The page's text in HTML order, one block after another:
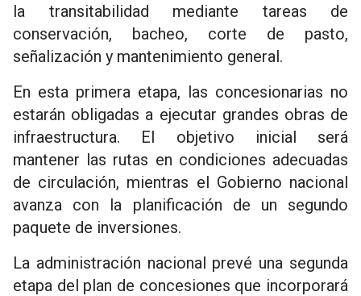
la transitabilidad mediante tareas de
conservación, bacheo, corte de pasto,
señalización y mantenimiento general.
En esta primera etapa, las concesionarias no
estarán obligadas a ejecutar grandes obras de
infraestructura. El objetivo inicial será
mantener las rutas en condiciones adecuadas
de circulación, mientras el Gobierno nacional
avanza con la planificación de un segundo
paquete de inversiones.
La administración nacional prevé una segunda
etapa del plan de concesiones que incorporará